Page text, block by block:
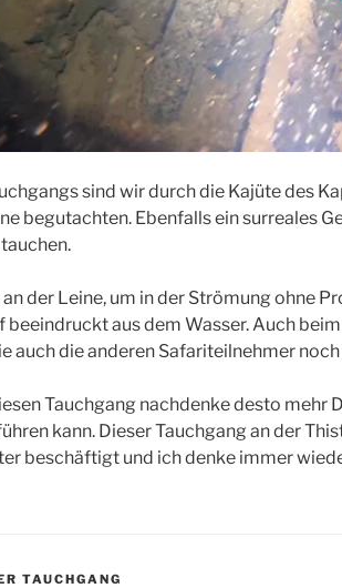
sind wir durch die Kajüte des
begutachten. Ebenfalls ein surreales
der Leine, um in der Strömung ohne
beeindruckt aus dem Wasser. Auch
auch die anderen Safariteilnehmer
Tauchgang nachdenke desto mehr
kann. Dieser Tauchgang an der
beschäftigt und ich denke immer
TAUCHGANG